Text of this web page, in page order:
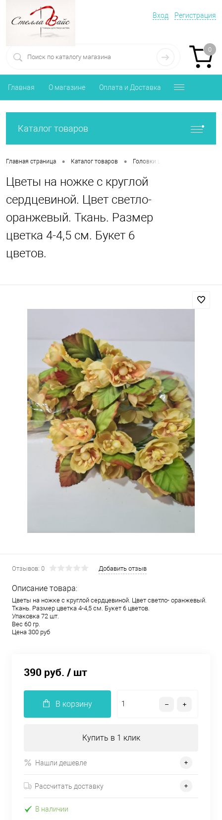
Вход Регистрация
0
Главная О магазине Оплата и Доставка
Каталог товаров
Главная страница • Каталог товаров • Головки цветов
Цветы на ножке с круглой
сердцевиной. Цвет светло-
оранжевый. Ткань. Размер
цветка 4-4,5 см. Букет 6
цветов.
Отзывов: 0 Добавить отзыв
Описание товара:
Цветы на ножке с круглой сердцевиной. Цвет светло- оранжевый.
Ткань. Размер цветка 4-4,5 см. Букет 6 цветов.
Упаковка 72 шт.
Вес 60 гр.
Цена 300 руб
390 руб. / шт
В корзину
Купить в 1 клик
Нашли дешевле
Рассчитать доставку
В наличии